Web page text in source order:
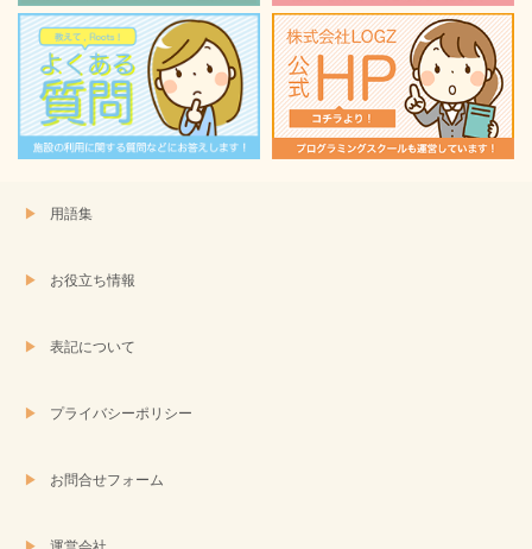
用語集
お役立ち情報
表記について
プライバシーポリシー
お問合せフォーム